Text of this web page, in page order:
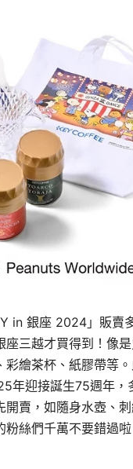
in 銀座 2024」販賣
座三越才買得到！像
彩繪茶杯、紙膠帶等
年迎接誕生75週年，
賣，如隨身水壺、刺
絲們千萬不要錯過啦